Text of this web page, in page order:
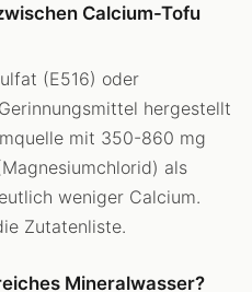
Calcium-Tofu
(E516) oder
hergestellt
mit 350-860 mg
als
weniger Calcium.
Zutatenliste.
Mineralwasser?